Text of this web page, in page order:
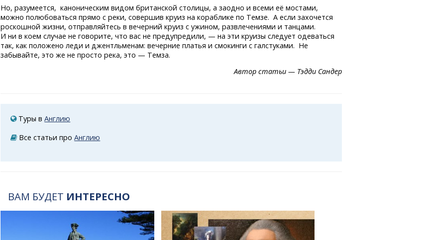
Но, разумеется, каноническим видом британской столицы, а заодно и всеми её мостами,
можно полюбоваться прямо с реки, совершив круиз на кораблике по Темзе. А если захочется
роскошной жизни, отправляйтесь в вечерний круиз с ужином, развлечениями и танцами.
И ни в коем случае не говорите, что вас не предупредили, — на эти круизы следует одеваться
так, как положено леди и джентльменам: вечерние платья и смокинги с галстуками. Не
забывайте, это же не просто река, это — Темза.
Автор статьи — Тэдди Сандер
Туры вАнглию
Все статьи проАнглию
ВАМ БУДЕТ ИНТЕРЕСНО